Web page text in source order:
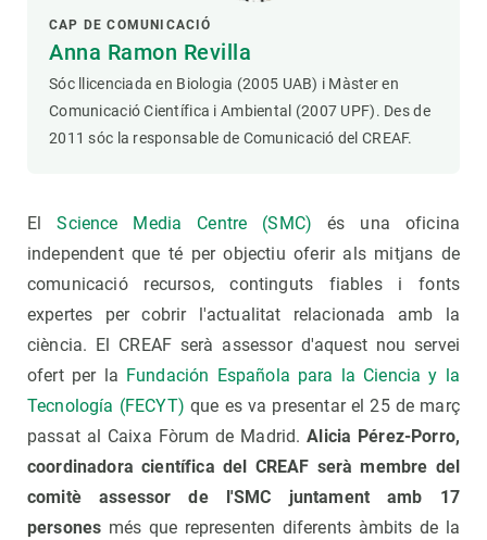
CAP DE COMUNICACIÓ
Anna Ramon Revilla
Sóc llicenciada en Biologia (2005 UAB) i Màster en
Comunicació Científica i Ambiental (2007 UPF). Des de
2011 sóc la responsable de Comunicació del CREAF.
ElScience Media Centre (SMC)és una oficina
independent que té per objectiu oferir als mitjans de
comunicació recursos, continguts fiables i fonts
expertes per cobrir l'actualitat relacionada amb la
ciència. El CREAF serà assessor d'aquest nou servei
ofert per la Fundación Española para la Ciencia y la
Tecnología (FECYT) que es va presentar el 25 de març
passat al Caixa Fòrum de Madrid.Alicia Pérez-Porro,
coordinadora científica del CREAF serà membre del
comitè assessor de l'SMC juntament amb 17
persones més que representen diferents àmbits de la